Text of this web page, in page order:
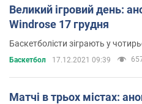
Великий ігровий день:
Windrose 17 грудня
Баскетболісти зіграють у
Баскетбол 17.12.2021 09:39
Матчі в трьох містах: